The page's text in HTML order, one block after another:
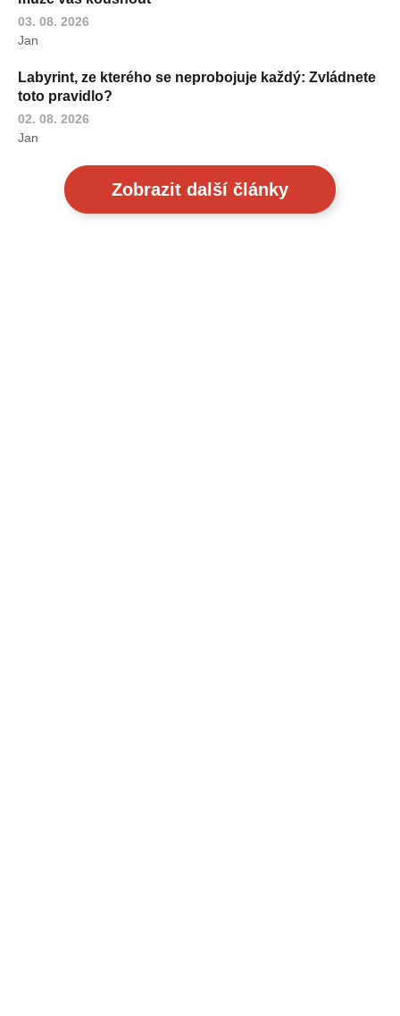
03. 08. 2026
Jan
Labyrint, ze kterého se neprobojuje každý: Zvládnete
toto pravidlo?
02. 08. 2026
Jan
Zobrazit další články